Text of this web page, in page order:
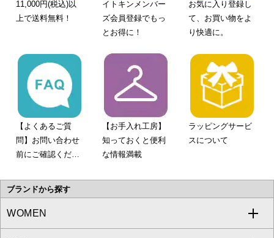
11,000円(税込)以
上で送料無料！
イトキンメンバー
ズ会員登録でもっ
とお得に！
お気に入り登録し
て、お買い物をよ
り快適に。
【よくあるご質
問】お問い合わせ
前にご確認くださ
【お手入れ工房】
知っておくと便利
な情報満載
ラッピングサービ
スについて
ブランドから探す
WOMEN